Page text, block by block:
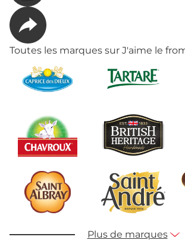
Toutes les marques sur J'aime le
Plus de marques